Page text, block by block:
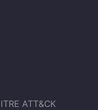
ATT&CK